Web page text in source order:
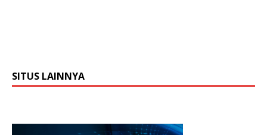
SITUS LAINNYA